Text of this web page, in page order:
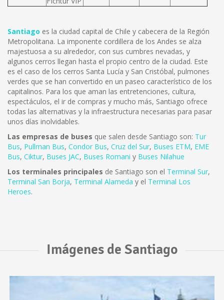
Santiago es la ciudad capital de Chile y cabecera de la Región
Metropolitana. La imponente cordillera de los Andes se alza
majestuosa a su alrededor, con sus cumbres nevadas, y
algunos cerros llegan hasta el propio centro de la ciudad. Este
es el caso de los cerros Santa Lucía y San Cristóbal, pulmones
verdes que se han convertido en un paseo característico de los
capitalinos. Para los que aman las entretenciones, cultura,
espectáculos, el ir de compras y mucho más, Santiago ofrece
todas las alternativas y la infraestructura necesarias para pasar
unos días inolvidables.
Las empresas de buses que salen desde Santiago son: Tur
Bus, Pullman Bus, Condor Bus, Cruz del Sur, Buses ETM, EME
Bus, Ciktur, Buses JAC, Buses Romani y Buses Nilahue
Los terminales principales de Santiago son el Terminal Sur,
Terminal San Borja, Terminal Alameda y el Terminal Los
Heroes.
Imágenes de Santiago